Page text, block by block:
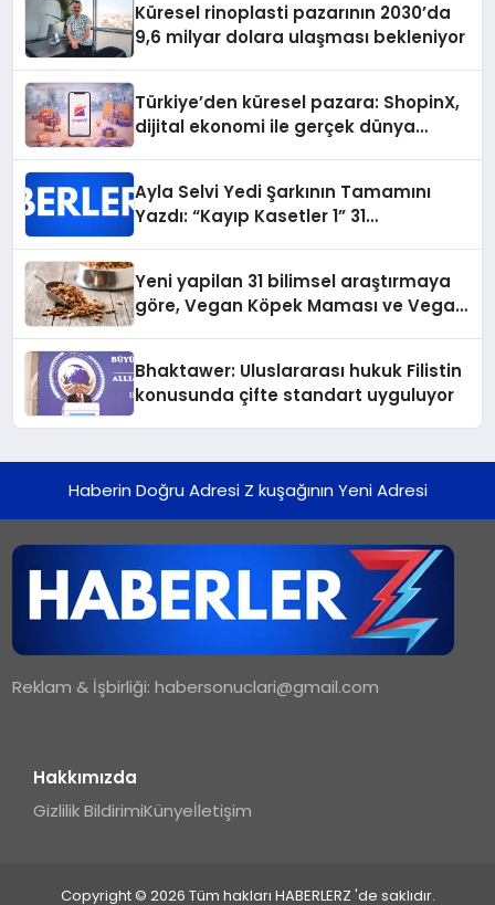
Küresel rinoplasti pazarının 2030’da
9,6 milyar dolara ulaşması bekleniyor
Türkiye’den küresel pazara: ShopinX,
dijital ekonomi ile gerçek dünya
Ayla Selvi Yedi Şarkının Tamamını
Yazdı: “Kayıp Kasetler 1” 31
Yeni yapilan 31 bilimsel araştırmaya
göre, Vegan Köpek Maması ve Vegan
Bhaktawer: Uluslararası hukuk Filistin
konusunda çifte standart uyguluyor
Haberin Doğru Adresi Z kuşağının Yeni Adresi
Reklam & İşbirliği:habersonuclari@gmail.com
Hakkımızda
Gizlilik BildirimiKünyeİletişim
Copyright © 2026 Tüm hakları HABERLERZ 'de saklıdır.